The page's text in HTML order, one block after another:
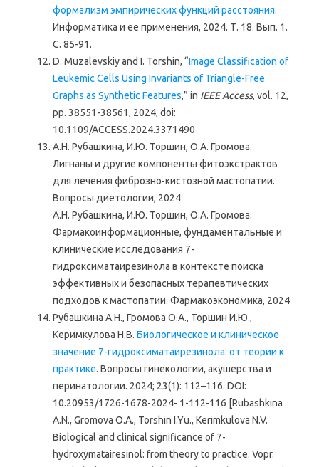
формализм эмпирических функций расстояния.
Информатика и её применения, 2024. Т. 18. Вып. 1.
С. 85-91.
D. Muzalevskiy and I. Torshin, “Image Classification of
Leukemic Cells Using Invariants of Triangle-Free
Graphs as Synthetic Features,” in IEEE Access, vol. 12,
pp. 38551-38561, 2024, doi:
10.1109/ACCESS.2024.3371490
А.Н. Рубашкина, И.Ю. Торшин, О.А. Громова.
Лигнаны и другие компоненты фитоэкстрактов
для лечения фиброзно-кистозной мастопатии.
Вопросы диетологии, 2024
А.Н. Рубашкина, И.Ю. Торшин, О.А. Громова.
Фармакоинформационные, фундаментальные и
клинические исследования 7-
гидроксиматаирезинола в контексте поиска
эффективных и безопасных терапевтических
подходов к мастопатии. Фармакоэкономика, 2024
Рубашкина А.Н., Громова О.А., Торшин И.Ю.,
Керимкулова Н.В. Биологическое и клиническое
значение 7-гидроксиматаирезинола: от теории к
практике. Вопросы гинекологии, акушерства и
перинатологии. 2024; 23(1): 112–116. DOI:
10.20953/1726-1678-2024- 1-112-116 [Rubashkina
A.N., Gromova O.A., Torshin I.Yu., Kerimkulova N.V.
Biological and clinical significance of 7-
hydroxymatairesinol: from theory to practice. Vopr.